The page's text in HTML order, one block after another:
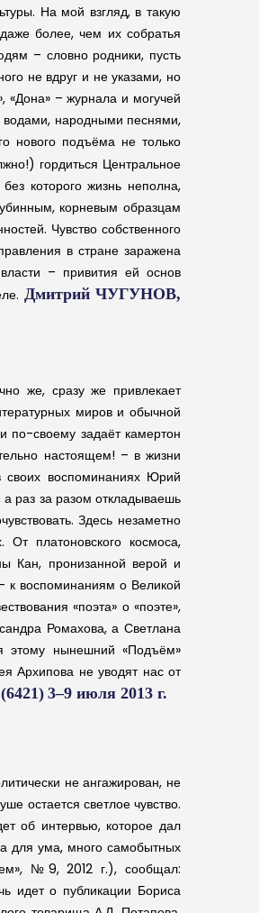
На мой взгляд, в такую
более, чем их собратья
– словно родники, пусть
не вдруг и не указами, но
«Дона» – журнала и могучей
водами, народными песнями,
нового подъёма не только
гордиться Центральное
которого жизнь неполна,
корневым образцам
Чувство собственного
в стране заражена
– привития ей основ
Дмитрий ЧУГУНОВ,
же, сразу же привлекает
миров и обычной
по-своему задаёт камертон
настоящем! – в жизни
своих воспоминаниях Юрий
а раз за разом откладываешь
Здесь незаметно
платоновского космоса,
Кан, пронизанной верой и
к воспоминаниям о Великой
«поэта» о «поэте»,
Ромахова, а Светлана
этому нынешний «Подъём»
Архипова не уводят нас от
3–9 июля 2013 г.
не ангажирован, не
остается светлое чувство.
об интервью, которое дал
для ума, много самобытных
№9, 2012 г.), сообщал:
идет о публикации Бориса